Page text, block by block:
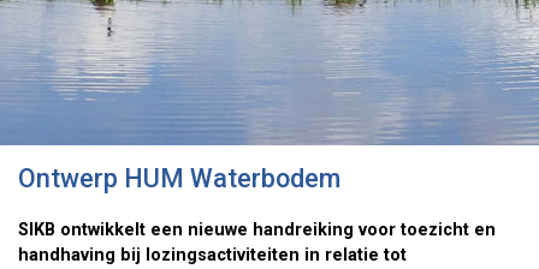
Ontwerp HUM Waterbodem
SIKB ontwikkelt een nieuwe handreiking voor toezicht en
handhaving bij lozingsactiviteiten in relatie tot